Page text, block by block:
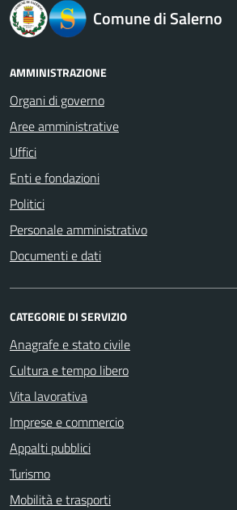
Comune di Salerno
AMMINISTRAZIONE
Organi di governo
Aree amministrative
Uffici
Enti e fondazioni
Politici
Personale amministrativo
Documenti e dati
CATEGORIE DI SERVIZIO
Anagrafe e stato civile
Cultura e tempo libero
Vita lavorativa
Imprese e commercio
Appalti pubblici
Turismo
Mobilità e trasporti